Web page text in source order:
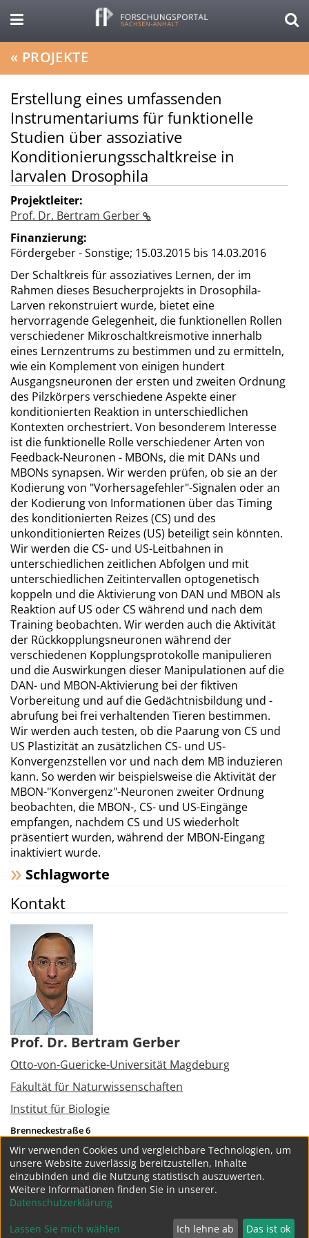
« PROJEKTE
Erstellung eines umfassenden
Instrumentariums für funktionelle
Studien über assoziative
Konditionierungsschaltkreise in
larvalen Drosophila
Projektleiter:
Prof. Dr. Bertram Gerber
Finanzierung:
Fördergeber - Sonstige; 15.03.2015 bis 14.03.2016
Der Schaltkreis für assoziatives Lernen, der im
Rahmen dieses Besucherprojekts in Drosophila-
Larven rekonstruiert wurde, bietet eine
hervorragende Gelegenheit, die funktionellen Rollen
verschiedener Mikroschaltkreismotive innerhalb
eines Lernzentrums zu bestimmen und zu ermitteln,
wie ein Komplement von einigen hundert
Ausgangsneuronen der ersten und zweiten Ordnung
des Pilzkörpers verschiedene Aspekte einer
konditionierten Reaktion in unterschiedlichen
Kontexten orchestriert. Von besonderem Interesse
ist die funktionelle Rolle verschiedener Arten von
Feedback-Neuronen - MBONs, die mit DANs und
MBONs synapsen. Wir werden prüfen, ob sie an der
Kodierung von "Vorhersagefehler"-Signalen oder an
der Kodierung von Informationen über das Timing
des konditionierten Reizes (CS) und des
unkonditionierten Reizes (US) beteiligt sein könnten.
Wir werden die CS- und US-Leitbahnen in
unterschiedlichen zeitlichen Abfolgen und mit
unterschiedlichen Zeitintervallen optogenetisch
koppeln und die Aktivierung von DAN und MBON als
Reaktion auf US oder CS während und nach dem
Training beobachten. Wir werden auch die Aktivität
der Rückkopplungsneuronen während der
verschiedenen Kopplungsprotokolle manipulieren
und die Auswirkungen dieser Manipulationen auf die
DAN- und MBON-Aktivierung bei der fiktiven
Vorbereitung und auf die Gedächtnisbildung und -
abrufung bei frei verhaltenden Tieren bestimmen.
Wir werden auch testen, ob die Paarung von CS und
US Plastizität an zusätzlichen CS- und US-
Konvergenzstellen vor und nach dem MB induzieren
kann. So werden wir beispielsweise die Aktivität der
MBON-"Konvergenz"-Neuronen zweiter Ordnung
beobachten, die MBON-, CS- und US-Eingänge
empfangen, nachdem CS und US wiederholt
präsentiert wurden, während der MBON-Eingang
inaktiviert wurde.
Schlagworte
Kontakt
Prof. Dr. Bertram Gerber
Otto-von-Guericke-Universität Magdeburg
Fakultät für Naturwissenschaften
Institut für Biologie
Brenneckestraße 6
39118
Magdeburg
Tel.:
+49 391 626392261
bertram.gerber@lin-magdeburg.de
weitere Projekte
Wir verwenden Cookies und vergleichbare Technologien, um
unsere Website zuverlässig bereitzustellen, Inhalte
einzubinden und die Nutzung statistisch auszuwerten.
Weitere Informationen finden Sie in unserer.
Datenschutzerklärung
Lassen Sie mich wählen Ich lehne ab Das ist ok